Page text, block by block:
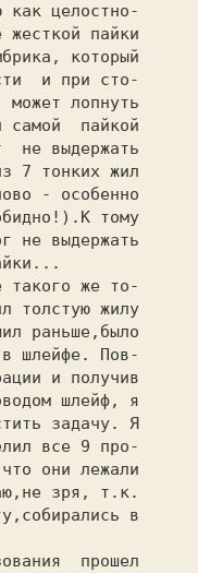
целостно-
жесткой пайки
который
и при сто-
лопнуть
пайкой
не выдержать
7 тонких жил
- особенно
тому
не выдержать
толстую жилу
раньше,было
в шлейфе. Пов-
и получив
шлейф, я
задачу. Я
все 9 про-
они лежали
зря, т.к.
в